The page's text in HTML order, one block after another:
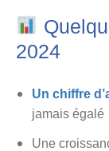
2024
Un chiffre
jamais égalé
Une